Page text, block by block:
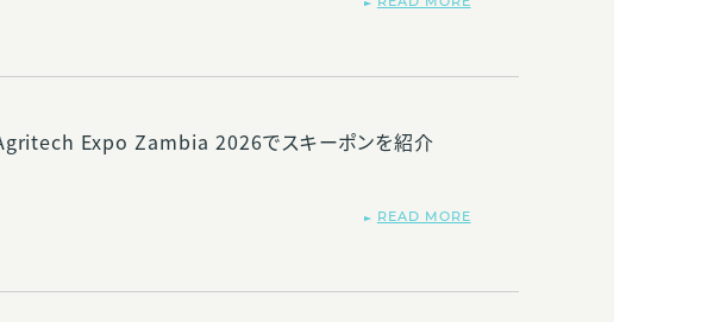
READ MORE
Expo Zambia 2026でスキーポンを紹介
READ MORE